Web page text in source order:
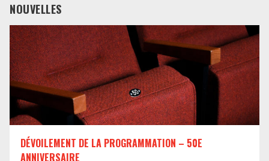
NOUVELLES
DÉVOILEMENT DE LA PROGRAMMATION – 50E
ANNIVERSAIRE